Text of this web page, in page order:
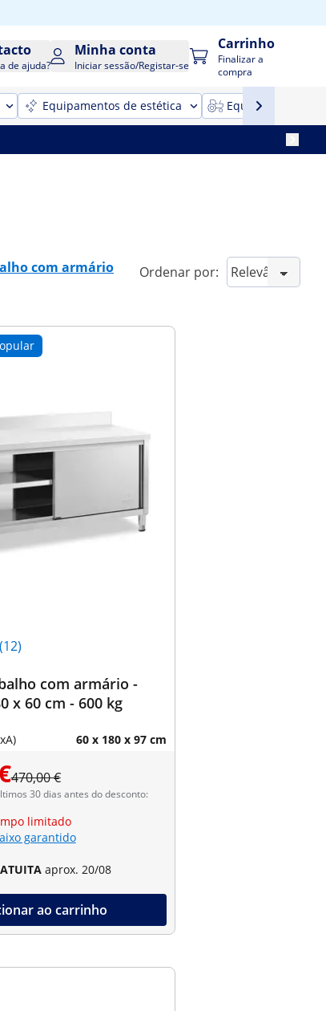
de ajuda?
Minha conta
Iniciar sessão/Registar-se
Carrinho
Finalizar a
compra
Equipamentos de estética Equipamentos
com armário Ordenar por:
(12)
com armário -
x 60 cm - 600 kg
60 x 180 x 97 cm
470,00 €
30 dias antes do desconto:
limitado
garantido
aprox. 20/08
ao carrinho